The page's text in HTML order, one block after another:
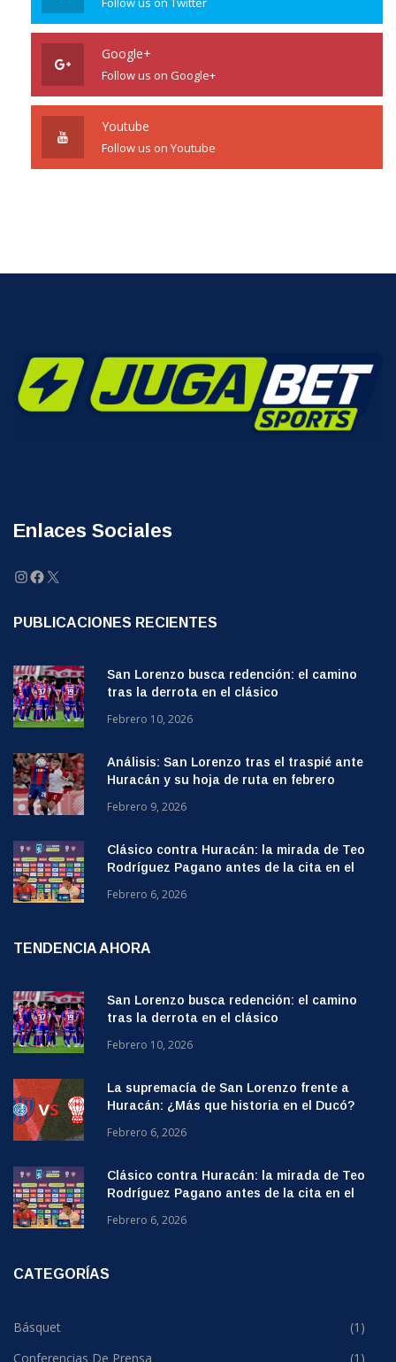
Google+
Follow us on Google+
Youtube
Follow us on Youtube
Enlaces Sociales
Instagram
Facebook
X
PUBLICACIONES RECIENTES
San Lorenzo busca redención: el camino
tras la derrota en el clásico
Febrero 10, 2026
Análisis: San Lorenzo tras el traspié ante
Huracán y su hoja de ruta en febrero
Febrero 9, 2026
Clásico contra Huracán: la mirada de Teo
Rodríguez Pagano antes de la cita en el
Febrero 6, 2026
TENDENCIA AHORA
San Lorenzo busca redención: el camino
tras la derrota en el clásico
Febrero 10, 2026
La supremacía de San Lorenzo frente a
Huracán: ¿Más que historia en el Ducó?
Febrero 6, 2026
Clásico contra Huracán: la mirada de Teo
Rodríguez Pagano antes de la cita en el
Febrero 6, 2026
CATEGORÍAS
Básquet
(1)
Conferencias De Prensa
(1)